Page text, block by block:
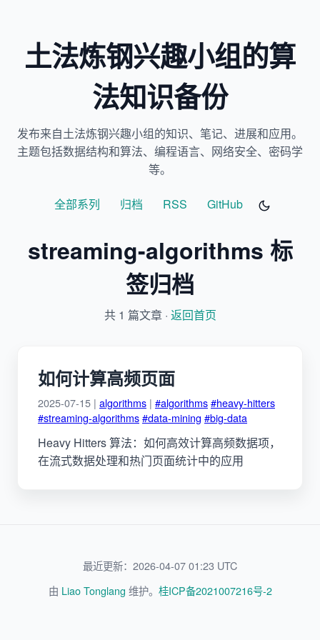
土法炼钢兴趣小组的算
法知识备份
发布来自土法炼钢兴趣小组的知识、笔记、进展和应用。
主题包括数据结构和算法、编程语言、网络安全、密码学
等。
全部系列 归档 RSS GitHub
streaming-algorithms 标
签归档
共 1 篇文章 · 返回首页
如何计算高频页面
2025-07-15 | algorithms | #algorithms#heavy-hitters
#streaming-algorithms#data-mining #big-data
Heavy Hitters 算法：如何高效计算高频数据项，
在流式数据处理和热门页面统计中的应用
最近更新：2026-04-07 01:23 UTC
由 Liao Tonglang 维护。 桂ICP备2021007216号-2